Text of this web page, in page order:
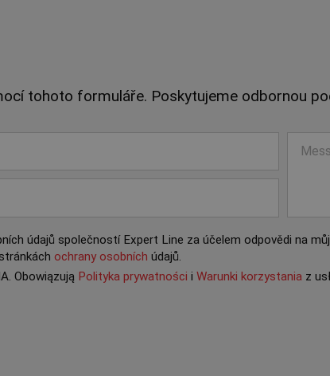
tohoto formuláře. Poskytujeme odbornou
údajů společností Expert Line za účelem odpovědi na
ochrany osobních údajů.
Obowiązują Polityka prywatności i Warunki korzystania z